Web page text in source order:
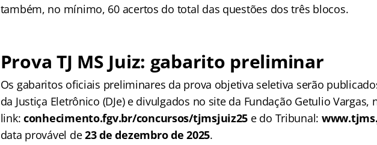
também, no mínimo, 60 acertos do total das questões dos três blocos.
Prova TJ MS Juiz: gabarito preliminar
Os gabaritos oficiais preliminares da prova objetiva seletiva serão
da Justiça Eletrônico (DJe) e divulgados no site da Fundação Getulio Vargas,
link: conhecimento.fgv.br/concursos/tjmsjuiz25 e do Tribunal:
data provável de23 de dezembro de 2025.